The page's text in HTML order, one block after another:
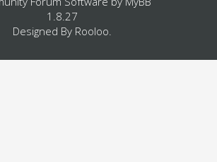
1.8.27
Designed By Rooloo.